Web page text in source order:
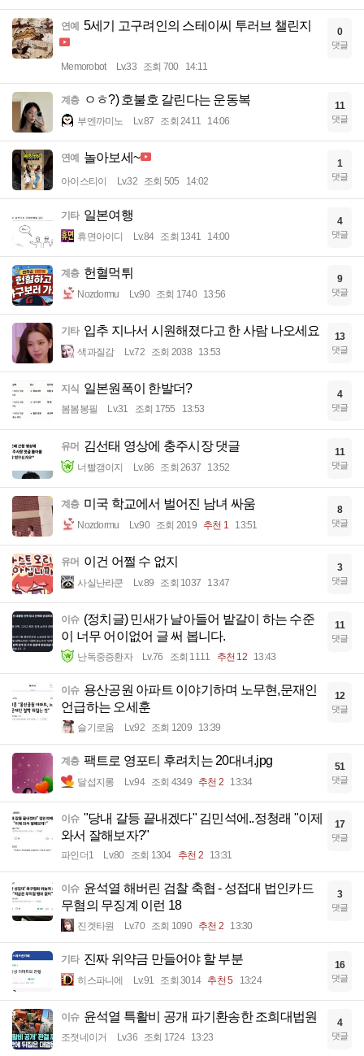
연예 5세기 고구려인의 스테이씨 투러브 챌린지
Memorobot Lv.33 조회 700 14:11
0
댓글
계층 ㅇㅎ?) 호불호 갈린다는 운동복
부엔까미노 Lv.87 조회 2411 14:06
11
댓글
연예 놀아보세~
아이스티이 Lv.32 조회 505 14:02
1
댓글
기타 일본여행
휴면아이디 Lv.84 조회 1341 14:00
4
댓글
계층 헌혈먹튀
Nozdormu Lv.90 조회 1740 13:56
9
댓글
기타 입추 지나서 시원해졌다고 한 사람 나오세요
색과질감 Lv.72 조회 2038 13:53
13
댓글
지식 일본원폭이 한발더?
봄봄봉필 Lv.31 조회 1755 13:53
4
댓글
유머 김선태 영상에 충주시장 댓글
너빨갱이지 Lv.86 조회 2637 13:52
11
댓글
계층 미국 학교에서 벌어진 남녀 싸움
Nozdormu Lv.90 조회 2019 추천 1 13:51
8
댓글
유머 이건 어쩔 수 없지
사실난라쿤 Lv.89 조회 1037 13:47
3
댓글
이슈 (정치글) 민새가 날아들어 밭갈이 하는 수준
이 너무 어이없어 글 써 봅니다.
난독중증환자 Lv.76 조회 1111 추천 12 13:43
11
댓글
이슈 용산공원 아파트 이야기하며 노무현,문재인
언급하는 오세훈
슬기로움 Lv.92 조회 1209 13:39
12
댓글
계층 팩트로 영포티 후려치는 20대녀.jpg
달섭지롱 Lv.94 조회 4349 추천 2 13:34
51
댓글
이슈 "당내 갈등 끝내겠다" 김민석에..정청래 "이제
와서 잘해보자?"
파인더1 Lv.80 조회 1304 추천 2 13:31
17
댓글
이슈 윤석열 해버린 검찰 축협 - 성접대 법인카드
무혐의 무징계 이런 18
진겟타원 Lv.70 조회 1090 추천 2 13:30
3
댓글
기타 진짜 위약금 만들어야 할 부분
히스파니에 Lv.91 조회 3014 추천 5 13:24
16
댓글
이슈 윤석열 특활비 공개 파기환송한 조희대법원
조졋네이거 Lv.36 조회 1724 13:23
4
댓글